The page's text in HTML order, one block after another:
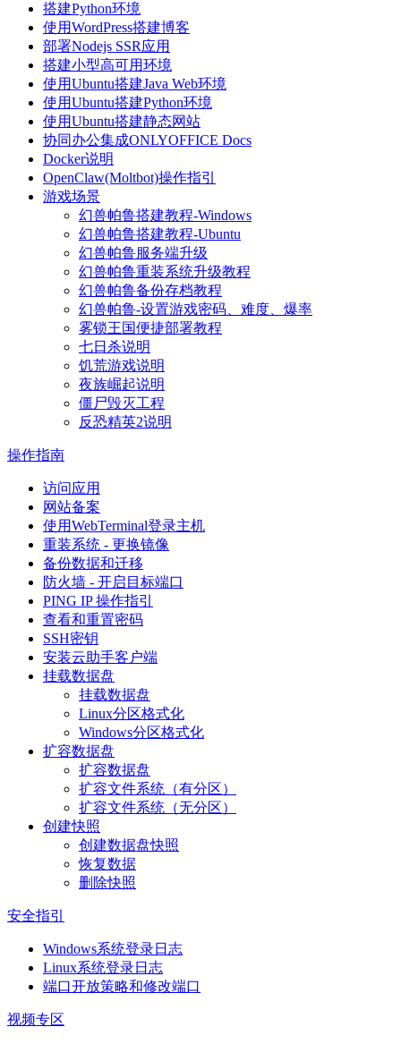
搭建Python环境
使用WordPress搭建博客
部署Nodejs SSR应用
搭建小型高可用环境
使用Ubuntu搭建Java Web环境
使用Ubuntu搭建Python环境
使用Ubuntu搭建静态网站
协同办公集成ONLYOFFICE Docs
Docker说明
OpenClaw(Moltbot)操作指引
游戏场景
幻兽帕鲁搭建教程-Windows
幻兽帕鲁搭建教程-Ubuntu
幻兽帕鲁服务端升级
幻兽帕鲁重装系统升级教程
幻兽帕鲁备份存档教程
幻兽帕鲁-设置游戏密码、难度、爆率
雾锁王国便捷部署教程
七日杀说明
饥荒游戏说明
夜族崛起说明
僵尸毁灭工程
反恐精英2说明
操作指南
访问应用
网站备案
使用WebTerminal登录主机
重装系统 - 更换镜像
备份数据和迁移
防火墙 - 开启目标端口
PING IP 操作指引
查看和重置密码
SSH密钥
安装云助手客户端
挂载数据盘
挂载数据盘
Linux分区格式化
Windows分区格式化
扩容数据盘
扩容数据盘
扩容文件系统（有分区）
扩容文件系统（无分区）
创建快照
创建数据盘快照
恢复数据
删除快照
安全指引
Windows系统登录日志
Linux系统登录日志
端口开放策略和修改端口
视频专区